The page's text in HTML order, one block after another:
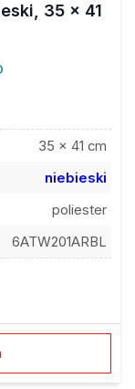
35 x 41
35 x 41 cm
niebieski
poliester
6ATW201ARBL